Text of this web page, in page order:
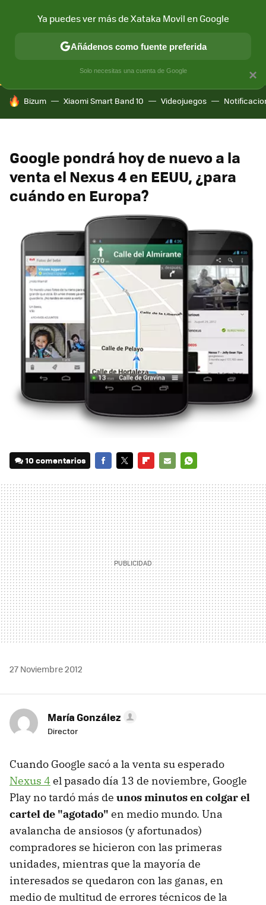
CONECTIVIDAD MÓVIL Y SOCIEDAD APLICACIONES
HOY SE HABLA DE
Bizum Xiaomi Smart Band 10 Videojuegos
Google pondrá hoy de nuevo a la
venta el Nexus 4 en EEUU, ¿para
cuándo en Europa?
10 comentarios
MAIL
27 Noviembre 2012
María González
Director
Cuando Google sacó a la venta su esperado
Nexus 4 el pasado día 13 de noviembre, Google
Play no tardó más de unos minutos en colgar el
cartel de "agotado" en medio mundo. Una
avalancha de ansiosos (y afortunados)
compradores se hicieron con las primeras
unidades, mientras que la mayoría de
interesados se quedaron con las ganas, en
medio de multitud de errores técnicos de la
×
Ya puedes ver más de Xataka Movil en Google
Añádenos como fuente preferida
Solo necesitas una cuenta de Google